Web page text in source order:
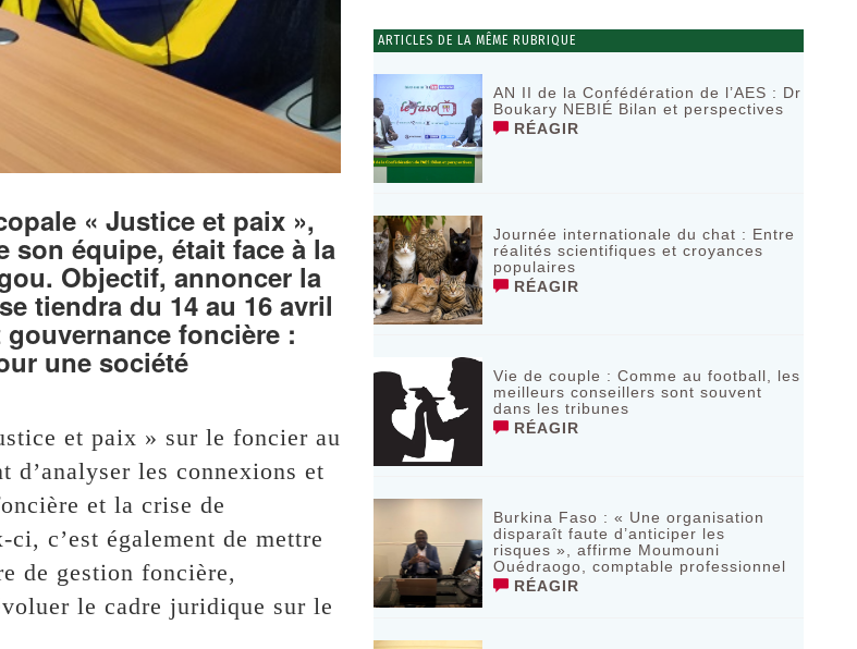
« Justice et paix »,
son équipe, était face à la
Objectif, annoncer la
tiendra du 14 au 16 avril
foncière :
une société
et paix » sur le foncier au
les connexions et
et la crise de
c’est également de mettre
de gestion foncière,
le cadre juridique sur le
ARTICLES DE LA MÊME RUBRIQUE
AN II de la Confédération de l’AES : Dr
Boukary NEBIÉ Bilan et perspectives
RÉAGIR
Journée internationale du chat : Entre
réalités scientifiques et croyances
populaires
RÉAGIR
Vie de couple : Comme au football, les
meilleurs conseillers sont souvent
dans les tribunes
RÉAGIR
Burkina Faso : « Une organisation
disparaît faute d’anticiper les
risques », affirme Moumouni
Ouédraogo, comptable professionnel
RÉAGIR